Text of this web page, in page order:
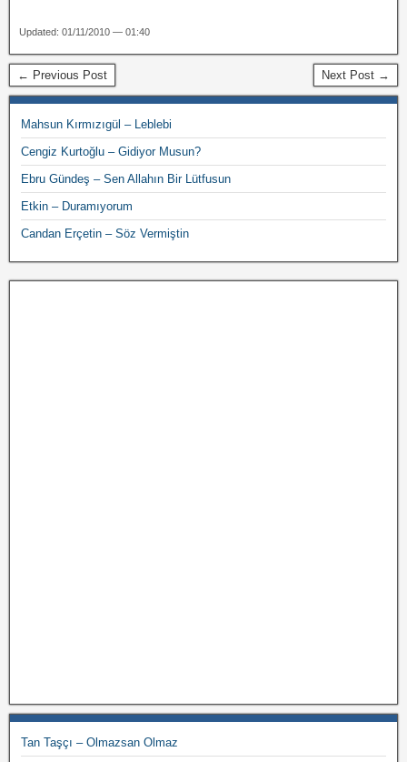
Updated: 01/11/2010 — 01:40
← Previous Post Next Post →
Mahsun Kırmızıgül – Leblebi
Cengiz Kurtoğlu – Gidiyor Musun?
Ebru Gündeş – Sen Allahın Bir Lütfusun
Etkin – Duramıyorum
Candan Erçetin – Söz Vermiştin
Tan Taşçı – Olmazsan Olmaz